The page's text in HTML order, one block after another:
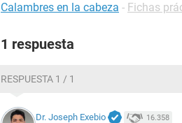
Calambres en la cabeza - Fichas
1 respuesta
RESPUESTA 1 / 1
Dr. Joseph Exebio 16.358